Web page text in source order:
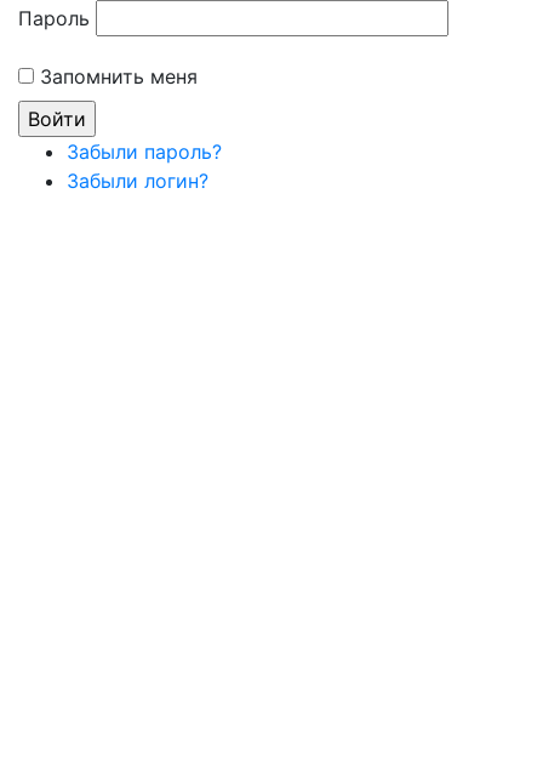
Пароль
Запомнить меня
Забыли пароль?
Забыли логин?